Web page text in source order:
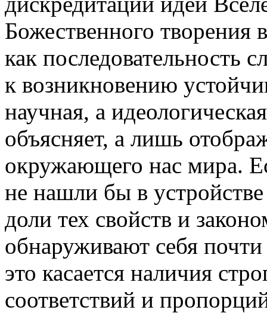
Божественного творения
как последовательность
к возникновению
научная, а
объясняет, а лишь
окружающего нас мира.
не нашли бы в
доли тех свойств и
обнаруживают себя
это касается наличия
соответствий и